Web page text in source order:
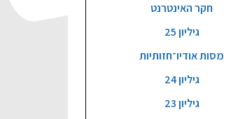
חקר האינטרנט
גיליון 25
מסות אודיו־חזותיות
גיליון 24
גיליון 23